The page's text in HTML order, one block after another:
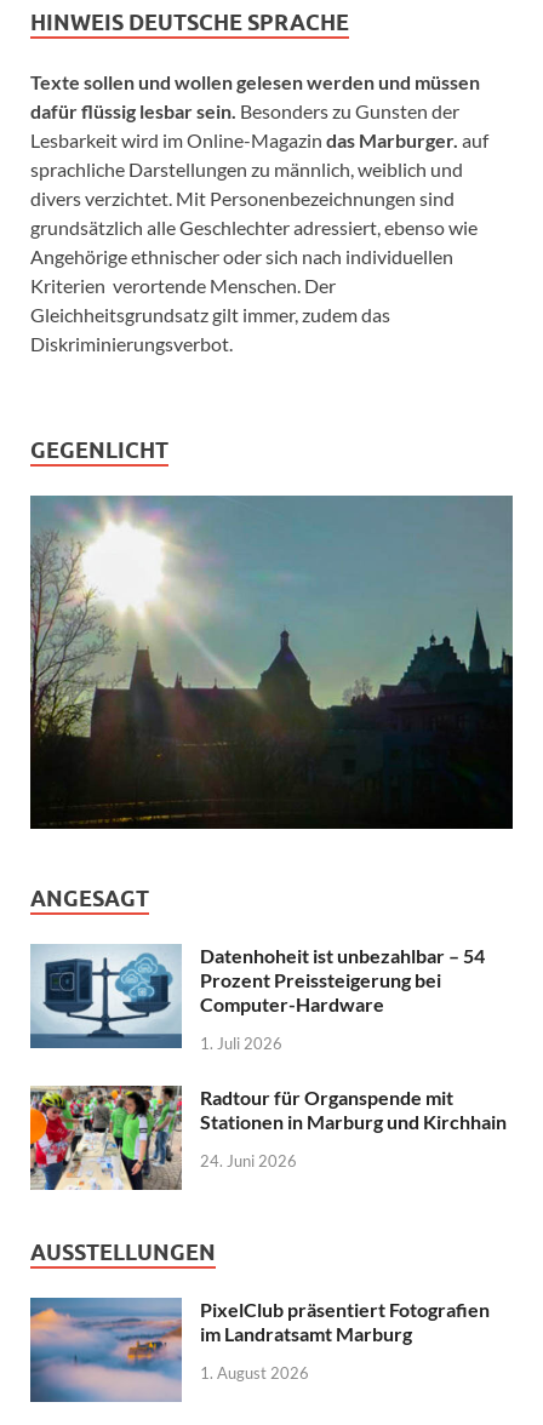
HINWEIS DEUTSCHE SPRACHE
Texte sollen und wollen gelesen werden und müssen
dafür flüssig lesbar sein. Besonders zu Gunsten der
Lesbarkeit wird im Online-Magazin das Marburger. auf
sprachliche Darstellungen zu männlich, weiblich und
divers verzichtet. Mit Personenbezeichnungen sind
grundsätzlich alle Geschlechter adressiert, ebenso wie
Angehörige ethnischer oder sich nach individuellen
Kriterien verortende Menschen. Der
Gleichheitsgrundsatz gilt immer, zudem das
Diskriminierungsverbot.
GEGENLICHT
ANGESAGT
Datenhoheit ist unbezahlbar – 54
Prozent Preissteigerung bei
Computer-Hardware
1. Juli 2026
Radtour für Organspende mit
Stationen in Marburg und Kirchhain
24. Juni 2026
AUSSTELLUNGEN
PixelClub präsentiert Fotografien
im Landratsamt Marburg
1. August 2026